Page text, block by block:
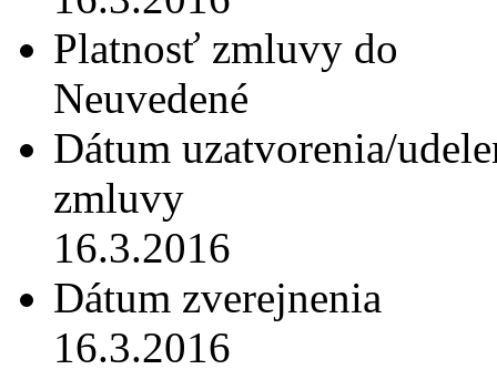
Platnosť zmluvy do
Neuvedené
Dátum uzatvorenia/
zmluvy
16.3.2016
Dátum zverejnenia
16.3.2016